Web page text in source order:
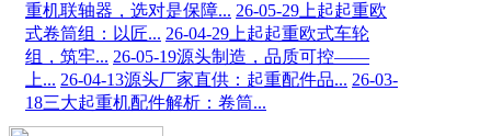
重机联轴器，选对是保障... 26-05-29 上起起重欧
式卷筒组：以匠... 26-04-29 上起起重欧式车轮
组，筑牢... 26-05-19源头制造，品质可控——
上... 26-04-13源头厂家直供：起重配件品... 26-03-
18三大起重机配件解析：卷筒...